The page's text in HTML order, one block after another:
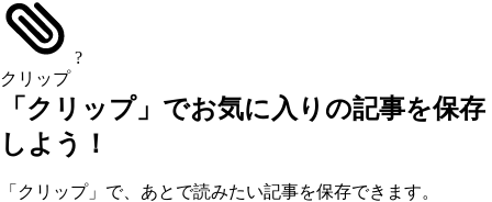
クリップ
?
「クリップ」でお気に入りの記事を保存
しよう！
「クリップ」で、あとで読みたい記事を保存できます。